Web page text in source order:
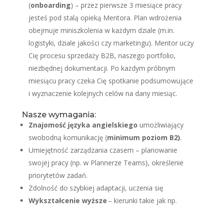
(onboarding) – przez pierwsze 3 miesiące pracy
jesteś pod stalą opieką Mentora. Plan wdrożenia
obejmuje miniszkolenia w każdym dziale (m.in.
logistyki, dziale jakości czy marketingu). Mentor uczy
Cię procesu sprzedaży B2B, naszego portfolio,
niezbędnej dokumentacji. Po każdym próbnym
miesiącu pracy czeka Cię spotkanie podsumowujące
i wyznaczenie kolejnych celów na dany miesiąc.
Nasze wymagania:
Znajomość języka angielskiego umożliwiający
swobodną komunikację (minimum poziom B2).
Umiejętność zarządzania czasem – planowanie
swojej pracy (np. w Plannerze Teams), określenie
priorytetów zadań.
Zdolność do szybkiej adaptacji, uczenia się
Wykształcenie wyższe – kierunki takie jak np.